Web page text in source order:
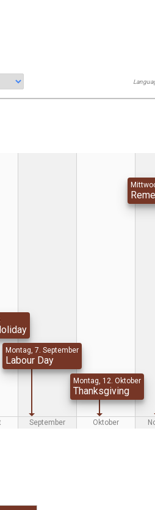
Montag, 7. September
Labour Day
Montag, 12. Oktober
Thanksgiving
September Oktober